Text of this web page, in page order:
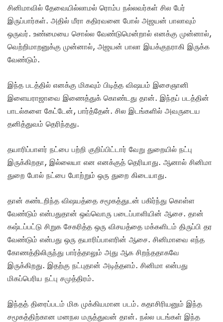
சினிமாவில் தேவையில்லாமல் ரொம்ப நல்லவர்கள் சில பேர்
இருப்பார்கள். அதில் மீரா கதிரவனை போல் அஜயன் பாலாவும்
ஒருவர். உண்மையை சொல்ல வேண்டுமென்றால் எனக்கு முன்னால்,
வெற்றிமாறனுக்கு முன்னால், அஜயன் பாலா இயக்குநராகி இருக்க
வேண்டும்.‌
இந்த படத்தில் எனக்கு மிகவும் பிடித்த விஷ‌யம் இசைஞானி
இளையராஜாவை இணைத்துக் கொண்டது தான். இந்தப் படத்தின்
பாடல்களை கேட்டேன், பார்த்தேன். சில இடங்களில் அவருடைய
தனித்துவம் தெரிந்தது.‌
தயாரிப்பாளர் நட்பை பற்றி குறிப்பிட்டார் வேறு துறையில் நட்பு
இருக்கிறதா, இல்லையா என எனக்குத் தெரியாது. ஆனால் சினிமா
துறை போல் நட்பை போற்றும் ஒரு துறை கிடையாது.
தான் கண்டறிந்த விஷ‌யத்தை சமூகத்துடன் பகிர்ந்து கொள்ள
வேண்டும் என்பதுதான் ஒவ்வொரு படைப்பாளியின் ஆசை. தான்
கஷ்டப்பட்டு சிறுக சேகரித்த ஒரு விசயத்தை மக்களிடம் திருப்பி தர
வேண்டும் என்பது ஒரு தயாரிப்பாளரின் ஆசை. சினிமாவை எந்த
கோணத்திலிருந்து பார்த்தாலும் அது ஆக சிறந்ததாகவே
இருக்கிறது. இதற்கு நட்புதான் அடித்தளம். சினிமா என்பது
மிகப்பெரிய நட்பு சமுத்திரம்.
இந்தத் திரைப்படம் மிக முக்கியமான படம். கதாசிரியனும் இந்த
சமூகத்திற்கான மனநல மருத்துவன் தான். நல்ல படங்கள் இந்த